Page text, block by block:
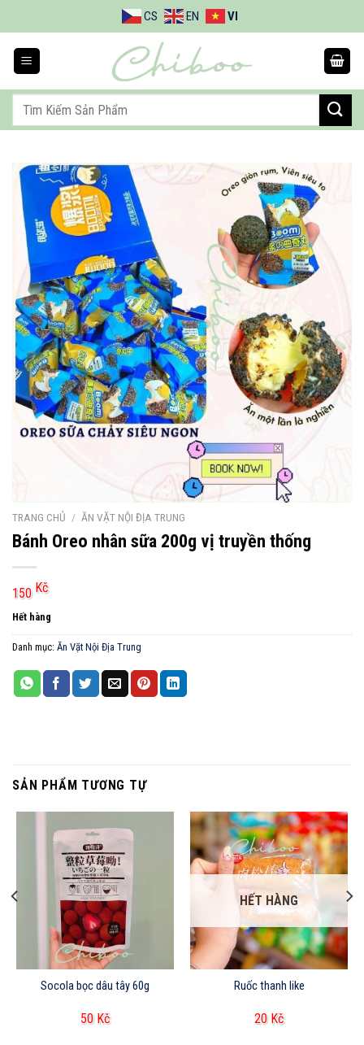
qua
dung
CS EN VI
Tìm
TRANG CHỦ / ĂN VẶT NỘI ĐỊA TRUNG
Bánh Oreo nhân sữa 200g vị truyền thống
150 Kč
Hết hàng
Danh mục: Ăn Vặt Nội Địa Trung
SẢN PHẨM TƯƠNG TỰ
Socola bọc dâu tây 60g
50 Kč
HẾT HÀNG
Ruốc thanh like
20 Kč